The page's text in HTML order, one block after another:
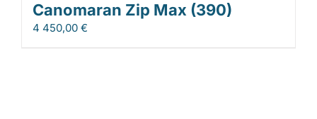
Canomaran Zip Max (390)
4 450,00 €